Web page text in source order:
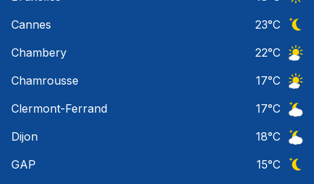
Cannes
23°C
Chambery
22°C
Chamrousse
17°C
Clermont-Ferrand
17°C
Dijon
18°C
GAP
15°C